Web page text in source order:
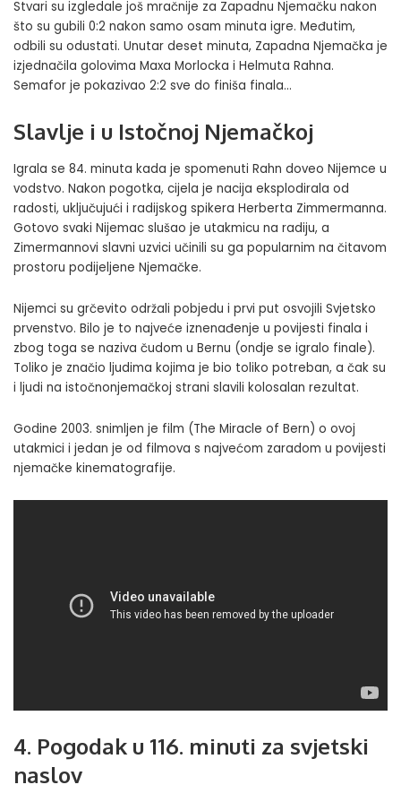
Stvari su izgledale još mračnije za Zapadnu Njemačku nakon
što su gubili 0:2 nakon samo osam minuta igre. Međutim,
odbili su odustati. Unutar deset minuta, Zapadna Njemačka je
izjednačila golovima Maxa Morlocka i Helmuta Rahna.
Semafor je pokazivao 2:2 sve do finiša finala…
Slavlje i u Istočnoj Njemačkoj
Igrala se 84. minuta kada je spomenuti Rahn doveo Nijemce u
vodstvo. Nakon pogotka, cijela je nacija eksplodirala od
radosti, uključujući i radijskog spikera Herberta Zimmermanna.
Gotovo svaki Nijemac slušao je utakmicu na radiju, a
Zimermannovi slavni uzvici učinili su ga popularnim na čitavom
prostoru podijeljene Njemačke.
Nijemci su grčevito održali pobjedu i prvi put osvojili Svjetsko
prvenstvo. Bilo je to najveće iznenađenje u povijesti finala i
zbog toga se naziva čudom u Bernu (ondje se igralo finale).
Toliko je značio ljudima kojima je bio toliko potreban, a čak su
i ljudi na istočnonjemačkoj strani slavili kolosalan rezultat.
Godine 2003. snimljen je film (The Miracle of Bern) o ovoj
utakmici i jedan je od filmova s najvećom zaradom u povijesti
njemačke kinematografije.
4. Pogodak u 116. minuti za svjetski
naslov